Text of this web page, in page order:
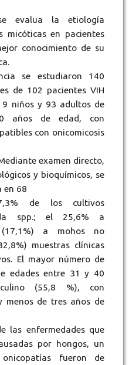
evalua la etiología
micóticas en pacientes
conocimiento de su
se estudiaron 140
de 102 pacientes VIH
9 niños y 93 adultos de
años de edad, con
con onicomicosis
examen directo,
y bioquímicos, se
en 68
de los cultivos
spp.; el 25,6% a
a mohos no
muestras clínicas
El mayor número de
edades entre 31 y 40
(55,8 %), con
menos de tres años de
las enfermedades que
por hongos, un
fueron de